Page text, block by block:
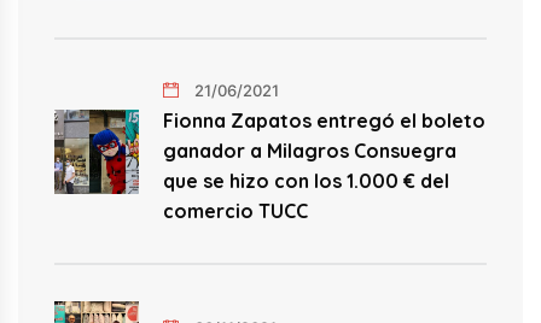
21/06/2021
Fionna Zapatos entregó el boleto
ganador a Milagros Consuegra
que se hizo con los 1.000 € del
comercio TUCC